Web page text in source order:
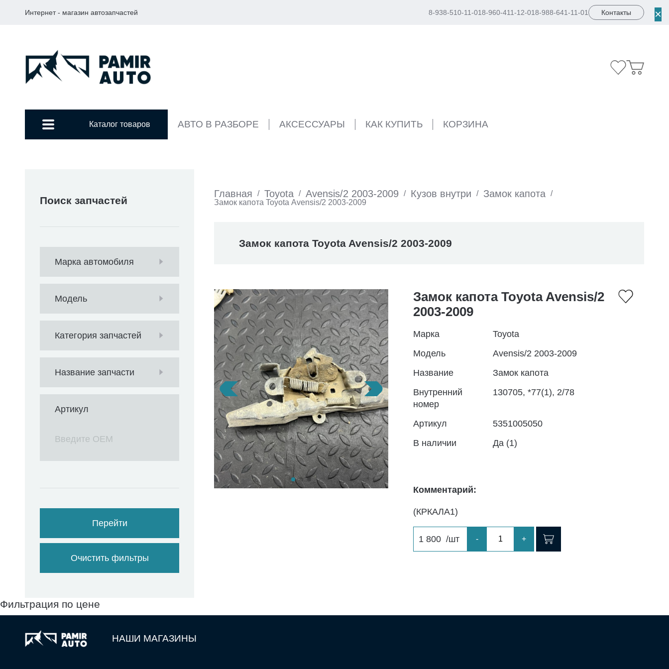
Интернет - магазин автозапчастей 8-938-510-11-018-960-411-12-018-988-641-11-01 Контакты
Каталог товаров АВТО В РАЗБОРЕ АКСЕССУАРЫ КАК КУПИТЬ КОРЗИНА
×
Поиск запчастей
Марка автомобиля
Модель
Категория запчастей
Название запчасти
Артикул
Перейти
Очистить фильтры
Главная / Toyota / Avensis/2 2003-2009 / Кузов внутри / Замок капота /
Замок капота Toyota Avensis/2 2003-2009
Замок капота Toyota Avensis/2 2003-2009
Замок капота Toyota Avensis/2
2003-2009
Марка
Toyota
Модель
Avensis/2 2003-2009
Название
Замок капота
Внутренний
номер
130705, *77(1), 2/78
Артикул
5351005050
В наличии
Да (1)
Комментарий:
(КРКАЛА1)
1 800 /шт - +
Фильтрация по цене
НАШИ МАГАЗИНЫ